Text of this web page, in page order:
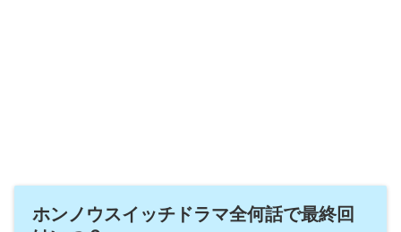
ホンノウスイッチドラマ全何話で最終回